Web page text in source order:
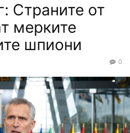
Страните от
мерките
шпиони
0